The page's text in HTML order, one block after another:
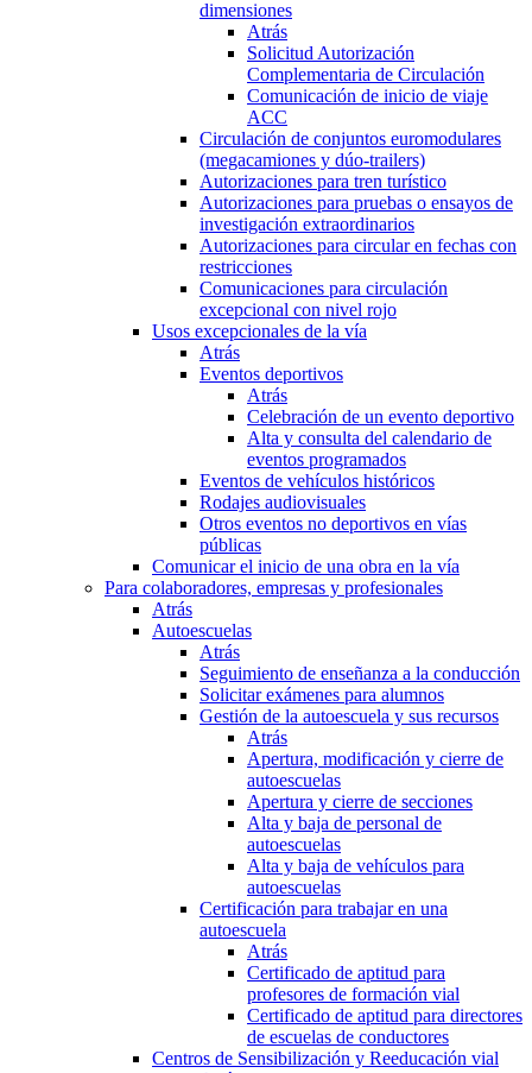
dimensiones
Atrás
Solicitud Autorización
Complementaria de Circulación
Comunicación de inicio de viaje
ACC
Circulación de conjuntos euromodulares
(megacamiones y dúo-trailers)
Autorizaciones para tren turístico
Autorizaciones para pruebas o ensayos de
investigación extraordinarios
Autorizaciones para circular en fechas con
restricciones
Comunicaciones para circulación
excepcional con nivel rojo
Usos excepcionales de la vía
Atrás
Eventos deportivos
Atrás
Celebración de un evento deportivo
Alta y consulta del calendario de
eventos programados
Eventos de vehículos históricos
Rodajes audiovisuales
Otros eventos no deportivos en vías
públicas
Comunicar el inicio de una obra en la vía
Para colaboradores, empresas y profesionales
Atrás
Autoescuelas
Atrás
Seguimiento de enseñanza a la conducción
Solicitar exámenes para alumnos
Gestión de la autoescuela y sus recursos
Atrás
Apertura, modificación y cierre de
autoescuelas
Apertura y cierre de secciones
Alta y baja de personal de
autoescuelas
Alta y baja de vehículos para
autoescuelas
Certificación para trabajar en una
autoescuela
Atrás
Certificado de aptitud para
profesores de formación vial
Certificado de aptitud para directores
de escuelas de conductores
Centros de Sensibilización y Reeducación vial